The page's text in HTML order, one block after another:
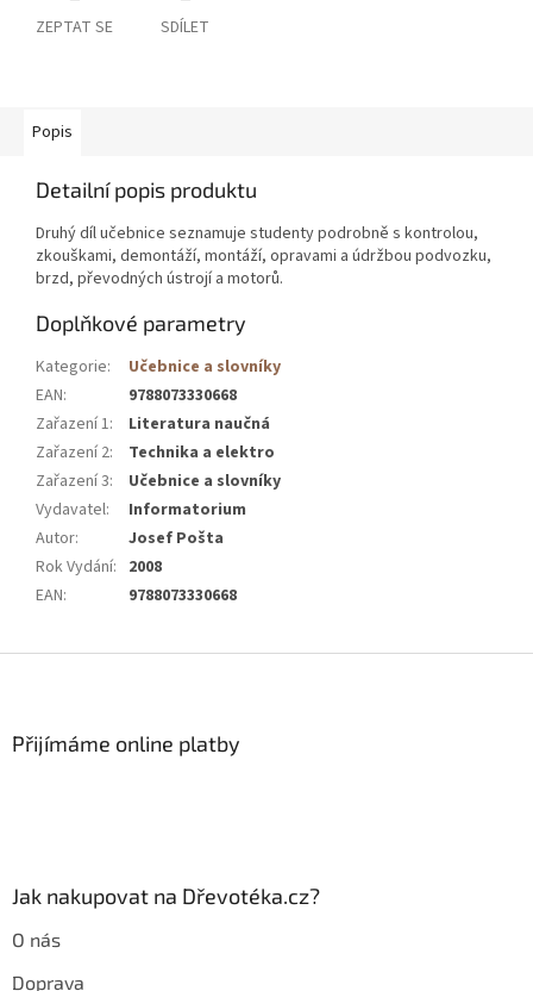
ZEPTAT SE SDÍLET
Popis
Detailní popis produktu
Druhý díl učebnice seznamuje studenty podrobně s kontrolou,
zkouškami, demontáží, montáží, opravami a údržbou podvozku,
brzd, převodných ústrojí a motorů.
Doplňkové parametry
Kategorie:
Učebnice a slovníky
EAN:
9788073330668
Zařazení 1:
Literatura naučná
Zařazení 2:
Technika a elektro
Zařazení 3:
Učebnice a slovníky
Vydavatel:
Informatorium
Autor:
Josef Pošta
Rok Vydání: 2008
EAN: 9788073330668
Přijímáme online platby
Jak nakupovat na Dřevotéka.cz?
O nás
Doprava